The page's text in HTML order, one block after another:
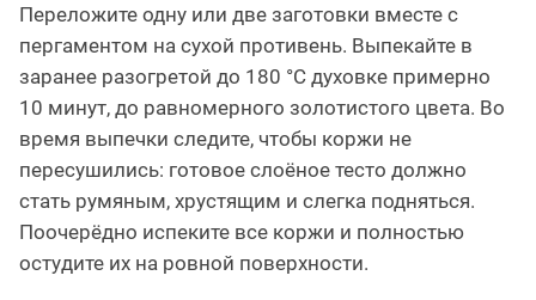
Переложите одну или две заготовки вместе с
пергаментом на сухой противень. Выпекайте в
заранее разогретой до 180 °C духовке примерно
10 минут, до равномерного золотистого цвета. Во
время выпечки следите, чтобы коржи не
пересушились: готовое слоёное тесто должно
стать румяным, хрустящим и слегка подняться.
Поочерёдно испеките все коржи и полностью
остудите их на ровной поверхности.